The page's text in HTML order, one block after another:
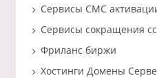
Сервисы СМС
Сервисы сокращения
Фриланс биржи
Хостинги Домены